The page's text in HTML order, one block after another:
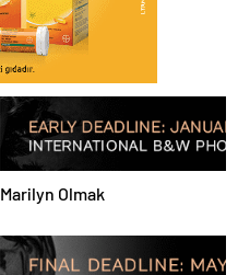
Marilyn Olmak